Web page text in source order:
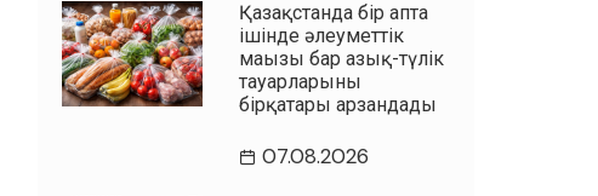
Қазақстанда бір апта
ішінде әлеуметтік
маңызы бар азық-түлік
тауарларының
бірқатары арзандады
07.08.2026